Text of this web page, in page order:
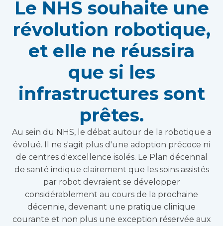
Le NHS souhaite une
révolution robotique,
et elle ne réussira
que si les
infrastructures sont
prêtes.
Au sein du NHS, le débat autour de la robotique a
évolué. Il ne s'agit plus d'une adoption précoce ni
de centres d'excellence isolés. Le Plan décennal
de santé indique clairement que les soins assistés
par robot devraient se développer
considérablement au cours de la prochaine
décennie, devenant une pratique clinique
courante et non plus une exception réservée aux